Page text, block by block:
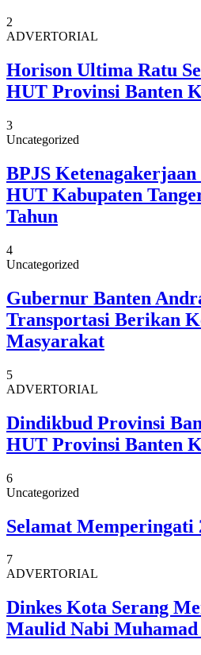
2
ADVERTORIAL
Horison Ultima Ratu
HUT Provinsi Banten
3
Uncategorized
BPJS
HUT Kabupaten
Tahun
4
Uncategorized
Gubernur Banten
Transportasi Berikan
Masyarakat
5
ADVERTORIAL
Dindikbud Provinsi
HUT Provinsi Banten
6
Uncategorized
Selamat Memperingati
7
ADVERTORIAL
Dinkes Kota Serang
Maulid Nabi Muhamad